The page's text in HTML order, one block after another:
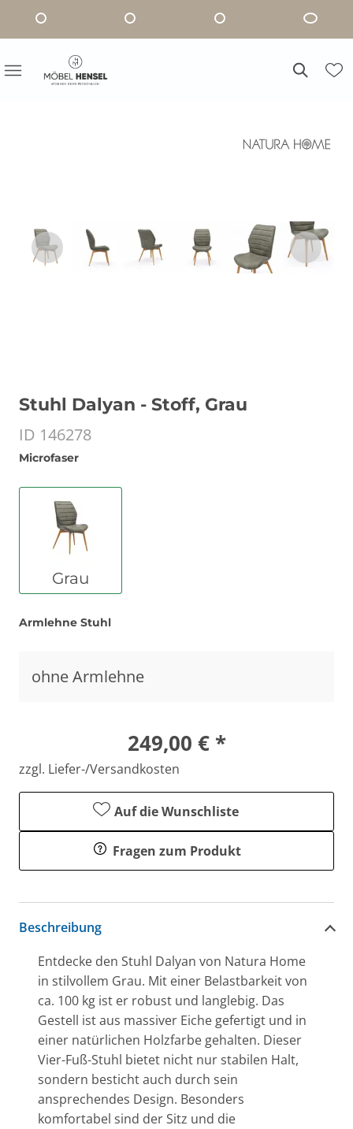
Stuhl Dalyan - Stoff, Grau
ID 146278
Microfaser
Grau
Armlehne Stuhl
ohne Armlehne
249,00 € *
zzgl. Liefer-/Versandkosten
Auf die Wunschliste
Fragen zum Produkt
Beschreibung
Entdecke den Stuhl Dalyan von Natura Home
in stilvollem Grau. Mit einer Belastbarkeit von
ca. 100 kg ist er robust und langlebig. Das
Gestell ist aus massiver Eiche gefertigt und in
einer natürlichen Holzfarbe gehalten. Dieser
Vier-Fuß-Stuhl bietet nicht nur stabilen Halt,
sondern besticht auch durch sein
ansprechendes Design. Besonders
komfortabel sind der Sitz und die